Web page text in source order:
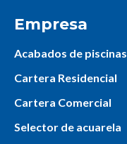
Empresa
Acabados de piscinas
Cartera Residencial
Cartera Comercial
Selector de acuarela